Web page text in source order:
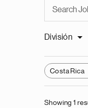
División
Costa Rica
Showing 1